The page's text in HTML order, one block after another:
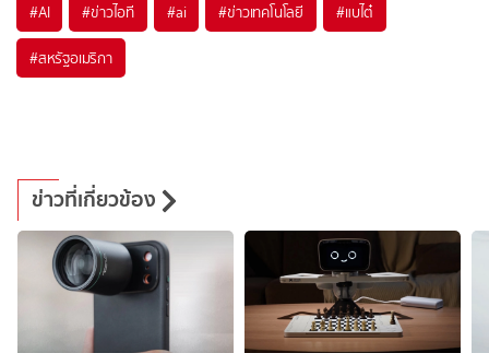
#AI #ข่าวไอที #ai #ข่าวเทคโนโลยี #แบไต๋
#สหรัฐอเมริกา
ข่าวที่เกี่ยวข้อง